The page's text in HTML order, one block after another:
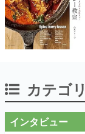
カテゴ
インタビュー